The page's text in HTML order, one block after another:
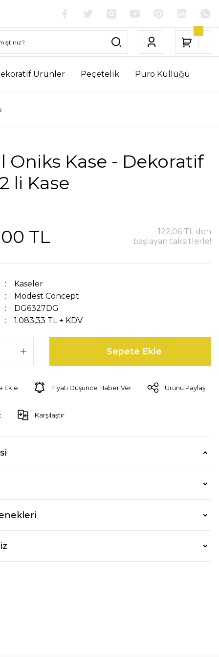
Ürünler Peçetelik Puro Küllüğü
Oniks Kase - Dekoratif
li Kase
TL
122,06 TL den
başlayan taksitlerle!
Kaseler
Modest Concept
DG6327DG
1.083,33 TL + KDV
Sepete Ekle
Fiyatı Düşünce Haber Ver Ürünü Paylaş
Karşılaştır